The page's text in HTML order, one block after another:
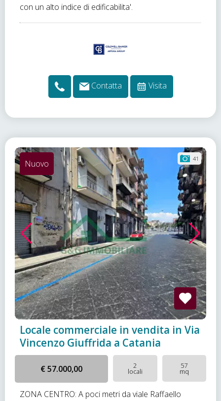
con un alto indice di edificabilita'.
Contatta Visita
41
Nuovo
Locale commerciale in vendita in Via
Vincenzo Giuffrida a Catania
€ 57.000,00 2
locali
57
mq
ZONA CENTRO: A poci metri da viale Raffaello